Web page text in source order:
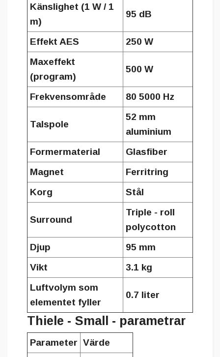
Känslighet (1 W / 1
m)
95 dB
Effekt AES
250 W
Maxeffekt
(program)
500 W
Frekvensområde 80 5000 Hz
Talspole
52 mm
aluminium
Formermaterial
Glasfiber
Magnet
Ferritring
Korg
Stål
Surround
Triple - roll
polycotton
Djup
95 mm
Vikt
3.1 kg
Luftvolym som
elementet fyller
0.7 liter
Thiele - Small - parametrar
Parameter Värde